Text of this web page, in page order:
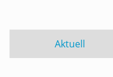
Aktuell